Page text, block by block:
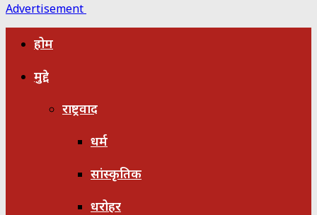
Advertisement
होम
मुद्दे
राष्ट्रवाद
धर्म
सांस्कृतिक
धरोहर